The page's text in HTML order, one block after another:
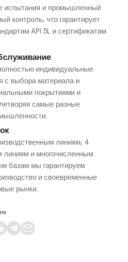
испытания и промышленный
контроль, что гарантирует
API 5L и сертификатам
индивидуальные
с выбора материала и
покрытиями и
самые разные
линиям, 4
линиям и многочисленным
базам мы гарантируем
и своевременные
рынки.